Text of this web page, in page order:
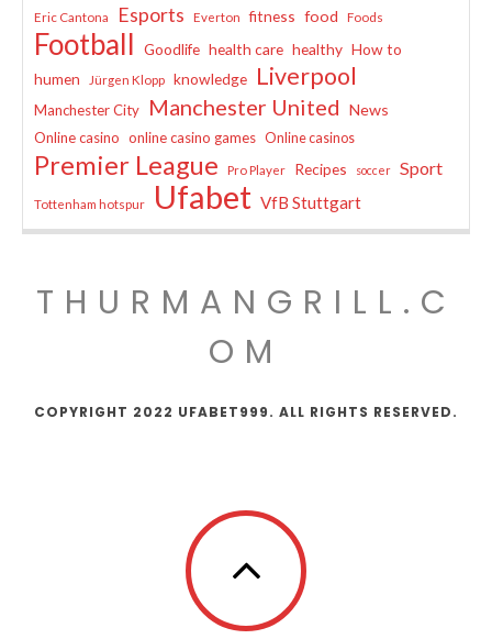
Eric Cantona Esports Everton fitness food Foods
Football Goodlife health care healthy How to
humen
Jürgen Klopp knowledge Liverpool
Manchester City Manchester United News
Online casino online casino games Online casinos
Premier League Pro Player Recipes soccer Sport
Tottenham hotspur Ufabet VfB Stuttgart
THURMANGRILL.C
OM
COPYRIGHT 2022 UFABET999. ALL RIGHTS RESERVED.